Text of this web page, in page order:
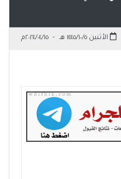
الأثنين ١٤٤٥/١٠/٥ هـ - ٢٠٢٤/٠٤/١٥م